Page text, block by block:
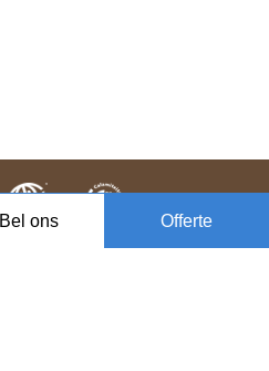
Bel ons Offerte